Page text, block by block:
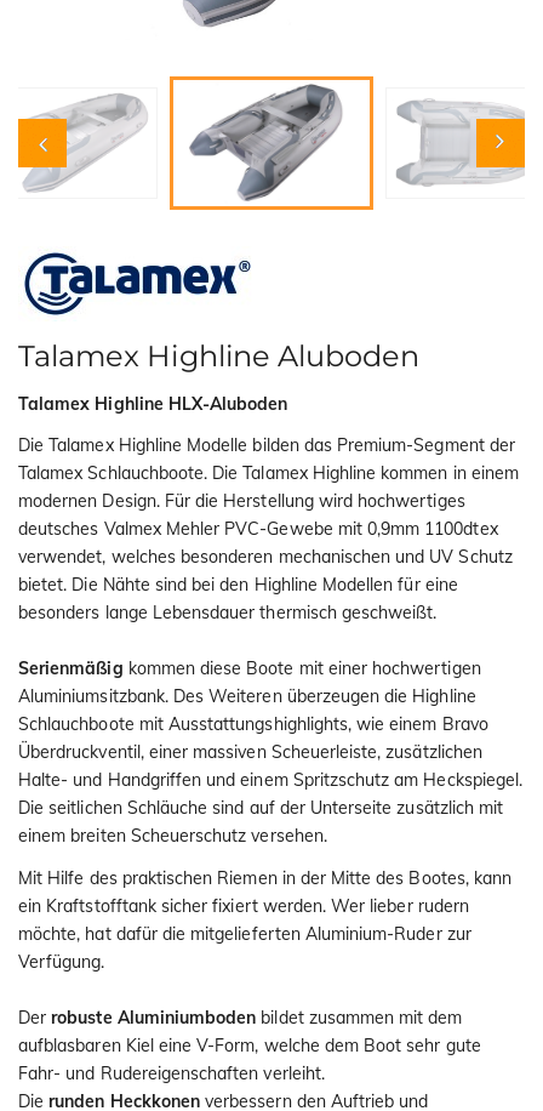
Talamex Highline Aluboden
Talamex Highline HLX-Aluboden
Die Talamex Highline Modelle bilden das Premium-Segment der
Talamex Schlauchboote. Die Talamex Highline kommen in einem
modernen Design. Für die Herstellung wird hochwertiges
deutsches Valmex Mehler PVC-Gewebe mit 0,9mm 1100dtex
verwendet, welches besonderen mechanischen und UV Schutz
bietet. Die Nähte sind bei den Highline Modellen für eine
besonders lange Lebensdauer thermisch geschweißt.
Serienmäßig kommen diese Boote mit einer hochwertigen
Aluminiumsitzbank. Des Weiteren überzeugen die Highline
Schlauchboote mit Ausstattungshighlights, wie einem Bravo
Überdruckventil, einer massiven Scheuerleiste, zusätzlichen
Halte- und Handgriffen und einem Spritzschutz am Heckspiegel.
Die seitlichen Schläuche sind auf der Unterseite zusätzlich mit
einem breiten Scheuerschutz versehen.
Mit Hilfe des praktischen Riemen in der Mitte des Bootes, kann
ein Kraftstofftank sicher fixiert werden. Wer lieber rudern
möchte, hat dafür die mitgelieferten Aluminium-Ruder zur
Verfügung.
Derrobuste Aluminiumboden bildet zusammen mit dem
aufblasbaren Kiel eine V-Form, welche dem Boot sehr gute
Fahr- und Rudereigenschaften verleiht.
Dierunden Heckkonen verbessern den Auftrieb und